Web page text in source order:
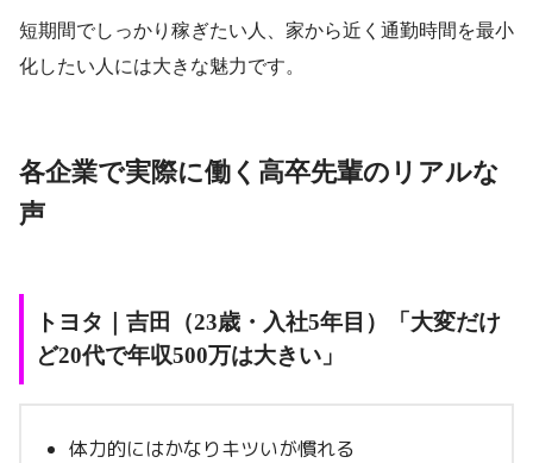
短期間でしっかり稼ぎたい人、家から近く通勤時間を最小
化したい人には大きな魅力です。
各企業で実際に働く高卒先輩のリアルな
声
トヨタ｜吉田（23歳・入社5年目）「大変だけ
ど20代で年収500万は大きい」
体力的にはかなりキツいが慣れる